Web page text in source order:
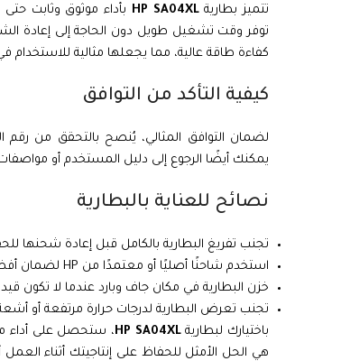
تتميز بطاريةHP SA04XL
توفر وقت تشغيل طويل دون الحاجة إلى إعادة
كفاءة طاقة عالية، مما يجعلها مثالية للاستخدام في
كيفية التأكد من التوافق
يمكنك أيضًا الرجوع إلى دليل المستخدم أو
نصائح للعناية بالبطارية
تجنب تفريغ البطارية بالكامل قبل إعادة شحنها
استخدم شاحنًا أصليًا أو معتمدًا من HP لضمان أفضل أداء وحماية.
خزن البطارية في مكان جاف وبارد عندما لا تكون
تجنب تعرض البطارية لدرجات حرارة مرتفعة أو
باختيارك لبطاريةHP SA04XL، ستحصل على أداء
هي الحل الأمثل للحفاظ على إنتاجيتك أثناء